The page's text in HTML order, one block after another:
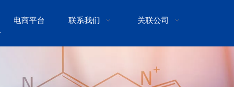
电商平台 联系我们 关联公司